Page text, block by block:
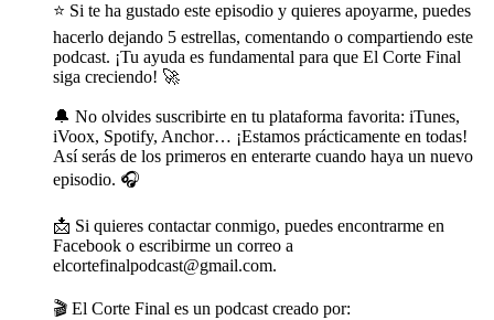
⭐️ Si te ha gustado este episodio y quieres apoyarme, puedes
hacerlo dejando 5 estrellas, comentando o compartiendo este
podcast. ¡Tu ayuda es fundamental para que El Corte Final
siga creciendo! 🚀
🔔 No olvides suscribirte en tu plataforma favorita: iTunes,
iVoox, Spotify, Anchor… ¡Estamos prácticamente en todas!
Así serás de los primeros en enterarte cuando haya un nuevo
episodio. 🎧
📩 Si quieres contactar conmigo, puedes encontrarme en
Facebook o escribirme un correo a
elcortefinalpodcast@gmail.com.
🎬 El Corte Final es un podcast creado por: